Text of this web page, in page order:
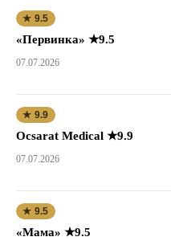
★ 9.5
«Первинка» ★9.5
07.07.2026
★ 9.9
Ocsarat Medical ★9.9
07.07.2026
★ 9.5
«Мама» ★9.5